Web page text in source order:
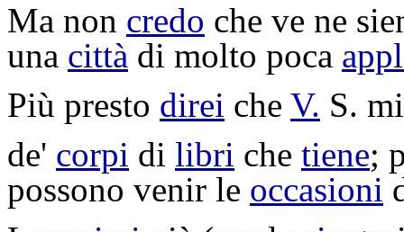
Ma non credo che ve ne
una città di molto poca
Più presto direi che V. S.
de' corpi di libri che tiene;
possono venir le occasioni